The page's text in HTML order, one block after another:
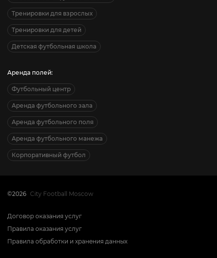
Тренировки для взрослых
Тренировки для детей
Детская футбольная школа
Аренда полей:
Футбольный центр
Аренда футбольного зала
Аренда футбольного поля
Аренда футбольного манежа
Корпоративный футбол
©2026 City Football Moscow
Договор оказания услуг
Правила оказания услуг
Правила обработки и хранения данных